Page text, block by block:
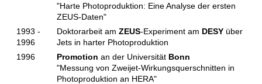
"Harte Photoproduktion: Eine Analyse der ersten
ZEUS-Daten"
1993 -
1996
Doktorarbeit amZEUS-Experiment am DESY über
Jets in harter Photoproduktion
1996
Promotion an der Universität Bonn
"Messung von Zweijet-Wirkungsquerschnitten in
Photoproduktion an HERA"